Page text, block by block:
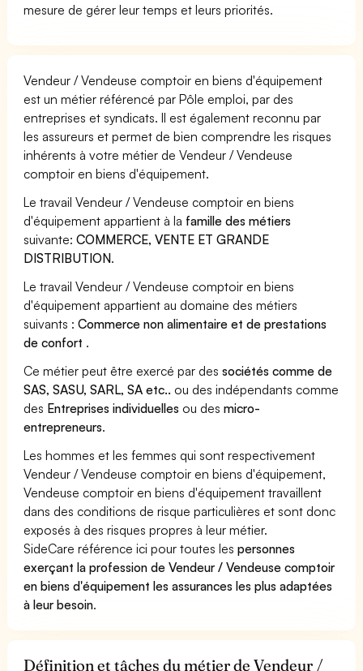
mesure de gérer leur temps et leurs priorités.
Vendeur / Vendeuse comptoir en biens d'équipement
est un métier référencé par Pôle emploi, par des
entreprises et syndicats. Il est également reconnu par
les assureurs et permet de bien comprendre les risques
inhérents à votre métier de Vendeur / Vendeuse
comptoir en biens d'équipement.
Le travail Vendeur / Vendeuse comptoir en biens
d'équipement appartient à la famille des métiers
suivante:COMMERCE, VENTE ET GRANDE
DISTRIBUTION.
Le travail Vendeur / Vendeuse comptoir en biens
d'équipement appartient au domaine des métiers
suivants :Commerce non alimentaire et de prestations
de confort .
Ce métier peut être exercé par dessociétés comme de
SAS, SASU, SARL, SA etc.. ou des indépendants comme
des Entreprises individuelles ou desmicro-
entrepreneurs.
Les hommes et les femmes qui sont respectivement
Vendeur / Vendeuse comptoir en biens d'équipement,
Vendeuse comptoir en biens d'équipement travaillent
dans des conditions de risque particulières et sont donc
exposés à des risques propres à leur métier.
SideCare référence ici pour toutes lespersonnes
exerçant la profession de Vendeur / Vendeuse comptoir
en biens d'équipement les assurances les plus adaptées
à leur besoin.
Définition et tâches du métier de Vendeur /